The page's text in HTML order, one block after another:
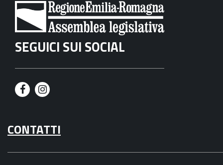
SEGUICI SUI SOCIAL
F
c
e
I
s
t
CONTATTI